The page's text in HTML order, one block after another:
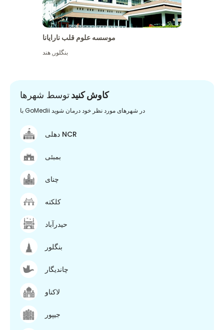
موسسه علوم قلب نارایانا
بنگلور,هند
کاوش کنیدتوسط شهرها
با GoMedii در شهرهای مورد نظر خود درمان شوید
دهلی NCR
بمبئی
چنای
کلکته
حیدرآباد
بنگلور
چاندیگار
لاکناو
جیپور